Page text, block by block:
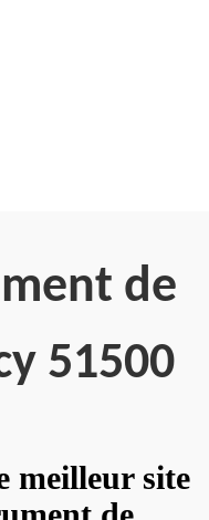
de
51500
meilleur site